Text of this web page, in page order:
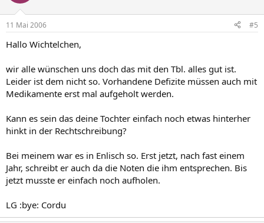
11 Mai 2006 #5
Hallo Wichtelchen,
wir alle wünschen uns doch das mit den Tbl. alles gut ist.
Leider ist dem nicht so. Vorhandene Defizite müssen auch mit
Medikamente erst mal aufgeholt werden.
Kann es sein das deine Tochter einfach noch etwas hinterher
hinkt in der Rechtschreibung?
Bei meinem war es in Enlisch so. Erst jetzt, nach fast einem
Jahr, schreibt er auch da die Noten die ihm entsprechen. Bis
jetzt musste er einfach noch aufholen.
LG :bye: Cordu